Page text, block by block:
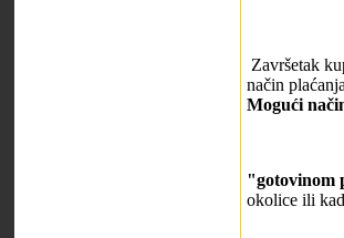
Završetak
način
Mogući
"gotovinom
okolice ili